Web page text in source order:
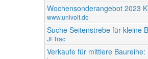
Wochensonderangebot 2023
www.univoit.de
Suche Seitenstrebe für kleine
JFTrac
Verkaufe für mittlere